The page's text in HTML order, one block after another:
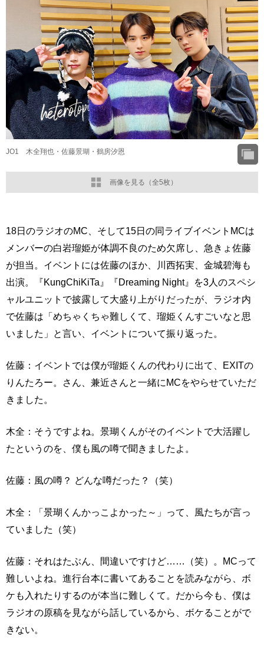
画像を見る（全5枚）
JO1 木全翔也・佐藤景瑚・鶴房汐恩
18日のラジオのMC、そして15日の同ライブイベントMCは
メンバーの白岩瑠姫が体調不良のため欠席し、急きょ佐藤
が担当。イベントには佐藤のほか、川西拓実、金城碧海も
出演。『KungChiKiTa』『Dreaming Night』を3人のスペシ
ャルユニットで披露して大盛り上がりだったが、ラジオ内
で佐藤は「めちゃくちゃ難しくて、瑠姫くんすごいなと思
いました」と言い、イベントについて振り返った。
佐藤：イベントでは僕が瑠姫くんの代わりに出て、EXITの
りんたろー。さん、兼近さんと一緒にMCをやらせていただ
きました。
木全：そうですよね。景瑚くんがそのイベントで大活躍し
たというのを、僕も風の噂で聞きましたよ。
佐藤：風の噂？ どんな噂だった？（笑）
木全：「景瑚くんかっこよかった～」って、風たちが言っ
ていました（笑）
佐藤：それはたぶん、間違いですけど……（笑）。MCって
難しいよね。進行台本に書いてあることを読みながら、ボ
ケも入れたりするのが本当に難しくて。だから今も、僕は
ラジオの原稿を見ながら話しているから、ボケることがで
きない。